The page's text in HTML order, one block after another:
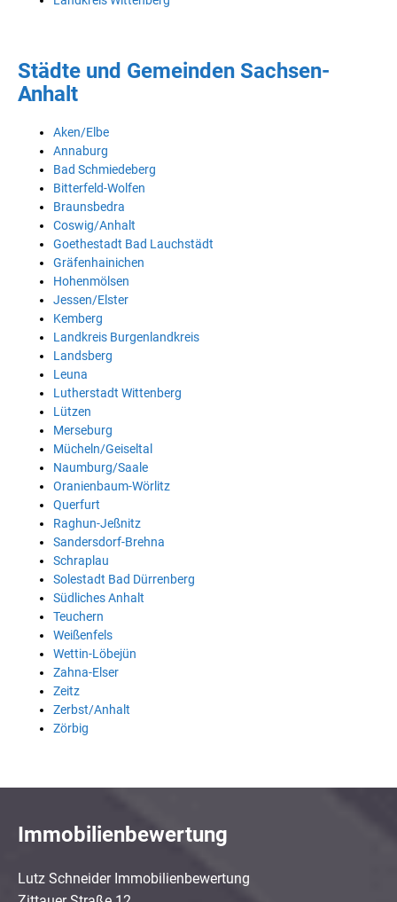
Städte und Gemeinden Sachsen-
Anhalt
Aken/Elbe
Annaburg
Bad Schmiedeberg
Bitterfeld-Wolfen
Braunsbedra
Coswig/Anhalt
Goethestadt Bad Lauchstädt
Gräfenhainichen
Hohenmölsen
Jessen/Elster
Kemberg
Landkreis Burgenlandkreis
Landsberg
Leuna
Lutherstadt Wittenberg
Lützen
Merseburg
Mücheln/Geiseltal
Naumburg/Saale
Oranienbaum-Wörlitz
Querfurt
Raghun-Jeßnitz
Sandersdorf-Brehna
Schraplau
Solestadt Bad Dürrenberg
Südliches Anhalt
Teuchern
Weißenfels
Wettin-Löbejün
Zahna-Elser
Zeitz
Zerbst/Anhalt
Zörbig
Immobilienbewertung
Lutz Schneider Immobilienbewertung